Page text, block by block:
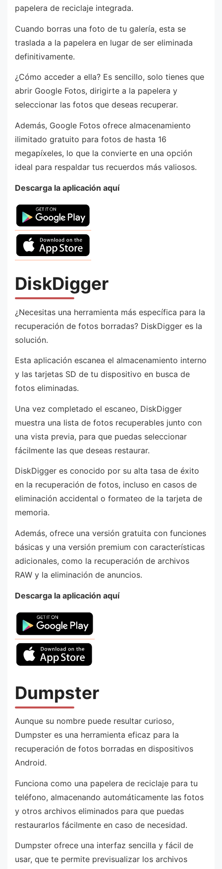
papelera de reciclaje integrada.
Cuando borras una foto de tu galería, esta se
traslada a la papelera en lugar de ser eliminada
definitivamente.
¿Cómo acceder a ella? Es sencillo, solo tienes que
abrir Google Fotos, dirigirte a la papelera y
seleccionar las fotos que deseas recuperar.
Además, Google Fotos ofrece almacenamiento
ilimitado gratuito para fotos de hasta 16
megapíxeles, lo que la convierte en una opción
ideal para respaldar tus recuerdos más valiosos.
Descarga la aplicación aquí
DiskDigger
¿Necesitas una herramienta más específica para la
recuperación de fotos borradas? DiskDigger es la
solución.
Esta aplicación escanea el almacenamiento interno
y las tarjetas SD de tu dispositivo en busca de
fotos eliminadas.
Una vez completado el escaneo, DiskDigger
muestra una lista de fotos recuperables junto con
una vista previa, para que puedas seleccionar
fácilmente las que deseas restaurar.
DiskDigger es conocido por su alta tasa de éxito
en la recuperación de fotos, incluso en casos de
eliminación accidental o formateo de la tarjeta de
memoria.
Además, ofrece una versión gratuita con funciones
básicas y una versión premium con características
adicionales, como la recuperación de archivos
RAW y la eliminación de anuncios.
Descarga la aplicación aquí
Dumpster
Aunque su nombre puede resultar curioso,
Dumpster es una herramienta eficaz para la
recuperación de fotos borradas en dispositivos
Android.
Funciona como una papelera de reciclaje para tu
teléfono, almacenando automáticamente las fotos
y otros archivos eliminados para que puedas
restaurarlos fácilmente en caso de necesidad.
Dumpster ofrece una interfaz sencilla y fácil de
usar, que te permite previsualizar los archivos